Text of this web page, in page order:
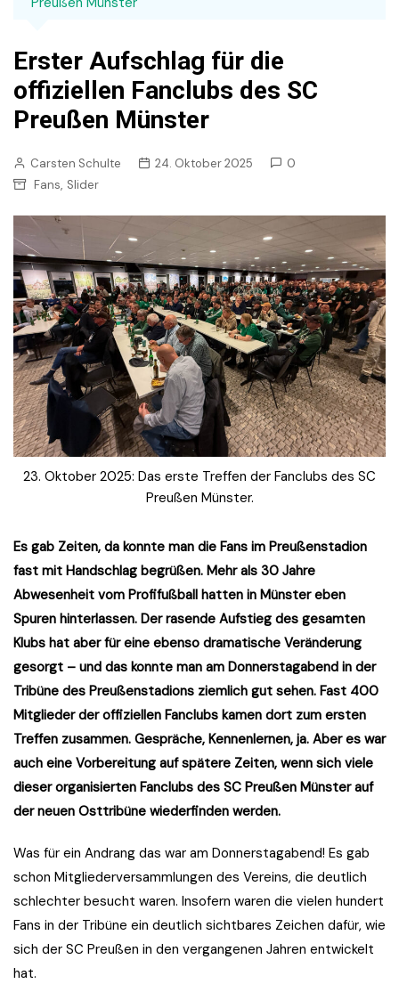
Erster Aufschlag für die
offiziellen Fanclubs des SC
Preußen Münster
Carsten Schulte 24. Oktober 2025
0
Fans, Slider
23. Oktober 2025: Das erste Treffen der Fanclubs des SC
Preußen Münster.
Es gab Zeiten, da konnte man die Fans im Preußenstadion
fast mit Handschlag begrüßen. Mehr als 30 Jahre
Abwesenheit vom Profifußball hatten in Münster eben
Spuren hinterlassen. Der rasende Aufstieg des gesamten
Klubs hat aber für eine ebenso dramatische Veränderung
gesorgt – und das konnte man am Donnerstagabend in der
Tribüne des Preußenstadions ziemlich gut sehen. Fast 400
Mitglieder der offiziellen Fanclubs kamen dort zum ersten
Treffen zusammen. Gespräche, Kennenlernen, ja. Aber es war
auch eine Vorbereitung auf spätere Zeiten, wenn sich viele
dieser organisierten Fanclubs des SC Preußen Münster auf
der neuen Osttribüne wiederfinden werden.
Was für ein Andrang das war am Donnerstagabend! Es gab
schon Mitgliederversammlungen des Vereins, die deutlich
schlechter besucht waren. Insofern waren die vielen hundert
Fans in der Tribüne ein deutlich sichtbares Zeichen dafür, wie
sich der SC Preußen in den vergangenen Jahren entwickelt
hat.